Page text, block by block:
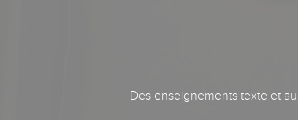
Des enseignements texte et